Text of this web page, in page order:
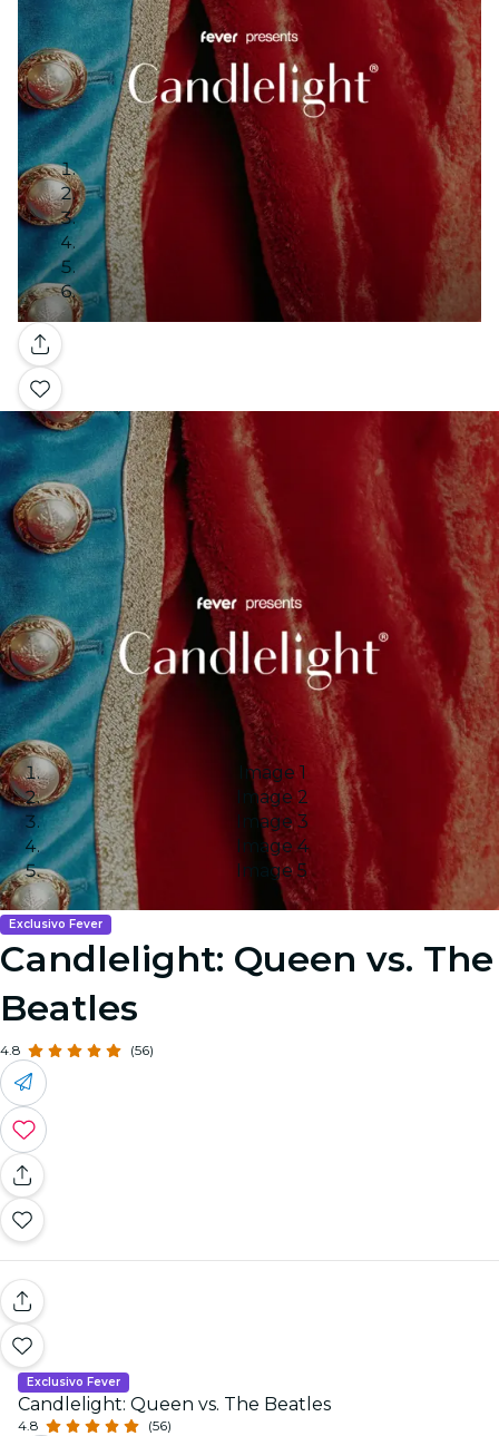
Galeria
Image 1
Image 2
Image 3
Image 4
Image 5
Exclusivo Fever
Candlelight: Queen vs. The
Beatles
4.8 (56)
Exclusivo Fever
Candlelight: Queen vs. The Beatles
4.8 (56)